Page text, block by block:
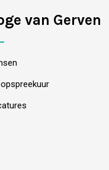
van Gerven